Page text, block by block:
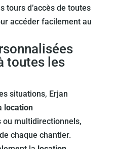
tours d’accès de toutes
accéder facilement au
toutes les
situations, Erjan
location
multidirectionnels,
chaque chantier.